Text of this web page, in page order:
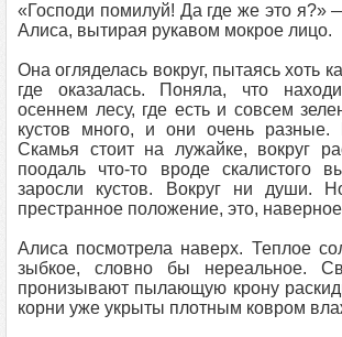
«Господи помилуй! Да где же это я?»
Алиса, вытирая рукавом мокрое лицо.
Она огляделась вокруг, пытаясь хоть
где оказалась. Поняла, что
осеннем лесу, где есть и совсем
кустов много, и они очень разные.
Скамья стоит на лужайке, вокруг
поодаль что-то вроде скалистого
заросли кустов. Вокруг ни души.
престранное положение, это,
Алиса посмотрела наверх. Теплое
зыбкое, словно бы нереальное.
пронизывают пылающую крону
корни уже укрыты плотным ковром